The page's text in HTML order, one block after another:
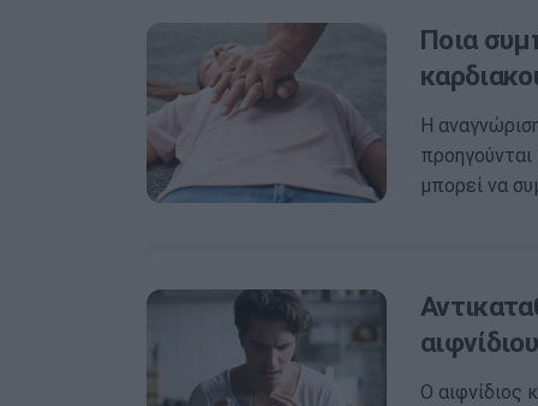
Ποια
Η
προηγούνται
μπορεί να
Ο αιφνίδιος